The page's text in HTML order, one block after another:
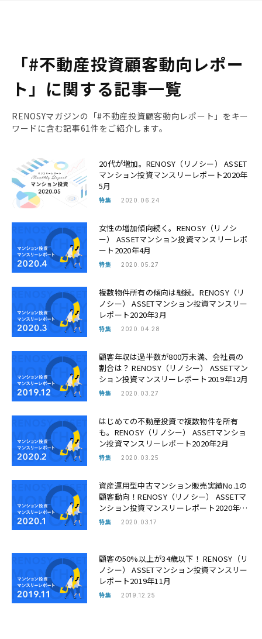
「#不動産投資顧客動向レポー
ト」に関する記事一覧
RENOSYマガジンの「#不動産投資顧客動向レポート」をキー
ワードに含む記事61件をご紹介します。
20代が増加。RENOSY（リノシー） ASSET
マンション投資マンスリーレポート2020年
5月
特集 2020.06.24
女性の増加傾向続く。RENOSY（リノシ
ー） ASSETマンション投資マンスリーレポ
ート2020年4月
特集 2020.05.27
複数物件所有の傾向は継続。RENOSY（リ
ノシー） ASSETマンション投資マンスリー
レポート2020年3月
特集 2020.04.28
顧客年収は過半数が800万未満、会社員の
割合は？ RENOSY（リノシー） ASSETマン
ション投資マンスリーレポート2019年12月
特集 2020.03.27
はじめての不動産投資で複数物件を所有
も。RENOSY（リノシー） ASSETマンショ
ン投資マンスリーレポート2020年2月
特集 2020.03.25
資産運用型中古マンション販売実績No.1の
顧客動向！RENOSY（リノシー） ASSETマ
ンション投資マンスリーレポート2020年1
月
特集 2020.03.17
顧客の50%以上が34歳以下！ RENOSY（リ
ノシー） ASSETマンション投資マンスリー
レポート2019年11月
特集 2019.12.25